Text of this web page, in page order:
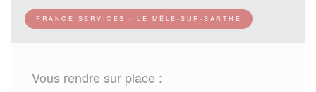
FRANCE SERVICES - LE MÊLE-SUR-SARTHE
Vous rendre sur place :